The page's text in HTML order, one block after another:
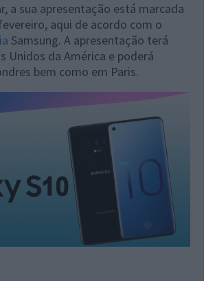
a sua apresentação está marcada
aqui de acordo com o
Samsung. A apresentação terá
Unidos da América e poderá
bem como em Paris.